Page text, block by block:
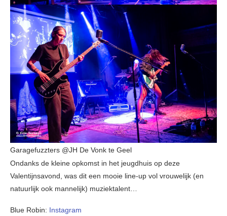
Garagefuzzters @JH De Vonk te Geel
Ondanks de kleine opkomst in het jeugdhuis op deze
Valentijnsavond, was dit een mooie line-up vol vrouwelijk (en
natuurlijk ook mannelijk) muziektalent…
Blue Robin: Instagram